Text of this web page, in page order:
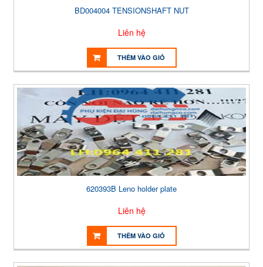
BD004004 TENSIONSHAFT NUT
Liên hệ
THÊM VÀO GIỎ
620393B Leno holder plate
Liên hệ
THÊM VÀO GIỎ